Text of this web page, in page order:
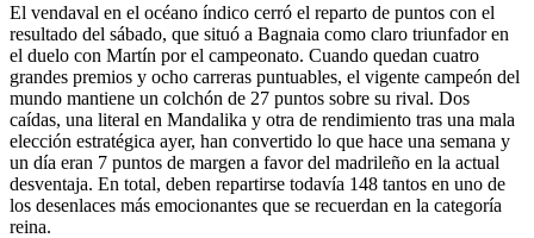
El vendaval en el océano índico cerró el reparto de puntos con el
resultado del sábado, que situó a Bagnaia como claro triunfador en
el duelo con Martín por el campeonato. Cuando quedan cuatro
grandes premios y ocho carreras puntuables, el vigente campeón del
mundo mantiene un colchón de 27 puntos sobre su rival. Dos
caídas, una literal en Mandalika y otra de rendimiento tras una mala
elección estratégica ayer, han convertido lo que hace una semana y
un día eran 7 puntos de margen a favor del madrileño en la actual
desventaja. En total, deben repartirse todavía 148 tantos en uno de
los desenlaces más emocionantes que se recuerdan en la categoría
reina.